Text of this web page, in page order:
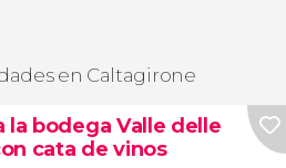
en Caltagirone
la bodega Valle delle
cata de vinos